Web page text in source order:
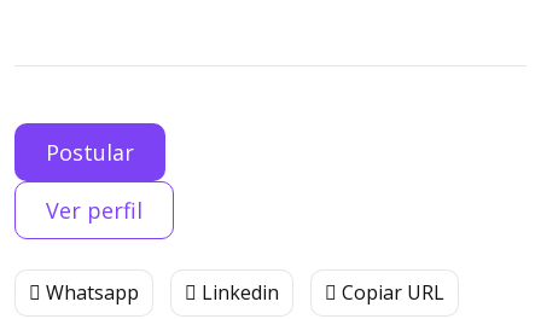
Postular
Ver perfil
Whatsapp Linkedin Copiar URL